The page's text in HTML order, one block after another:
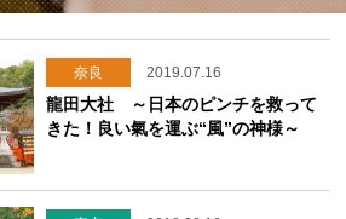
奈良 2019.07.16
龍田大社 ～日本のピンチを救って
きた！良い氣を運ぶ“風”の神様～